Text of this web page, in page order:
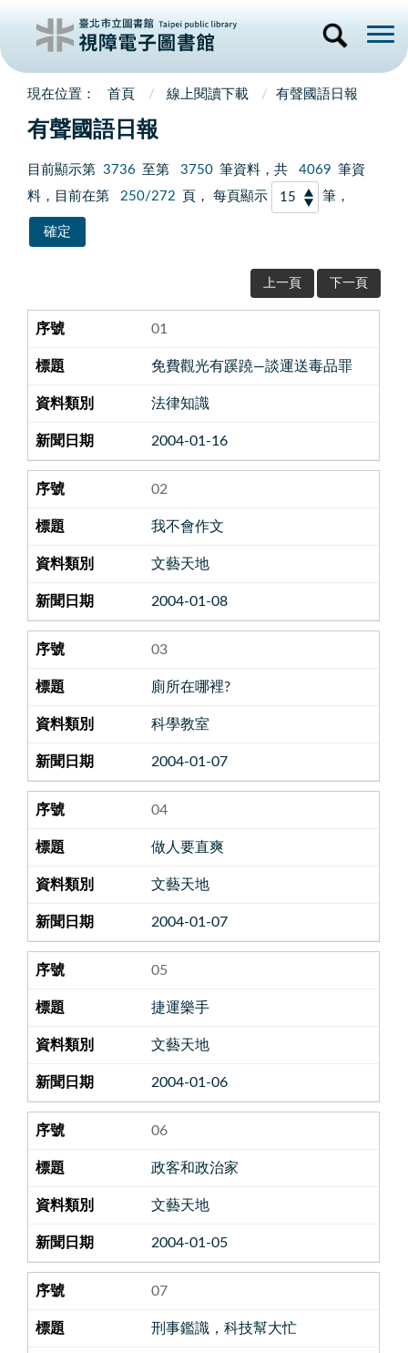
首頁 線上閱讀下載 有聲國語日報
有聲國語日報
目前顯示第 3736 至第 3750 筆資料，共 4069 筆資
料，目前在第
250/272 頁， 每頁顯示 筆，
上一頁 下一頁
01
免費觀光有蹊蹺—談運送毒品罪
法律知識
2004-01-16
02
我不會作文
文藝天地
2004-01-08
03
廁所在哪裡?
科學教室
2004-01-07
04
做人要直爽
文藝天地
2004-01-07
05
捷運樂手
文藝天地
2004-01-06
06
政客和政治家
文藝天地
2004-01-05
07
刑事鑑識，科技幫大忙